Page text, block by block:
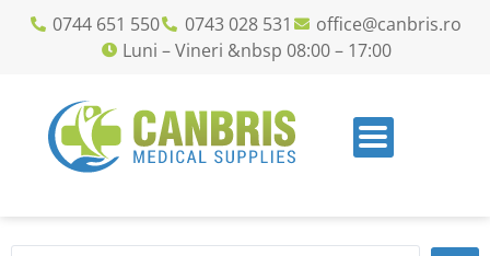
0744 651 550 0743 028 531
office@canbris.ro
Luni – Vineri &nbsp 08:00 – 17:00